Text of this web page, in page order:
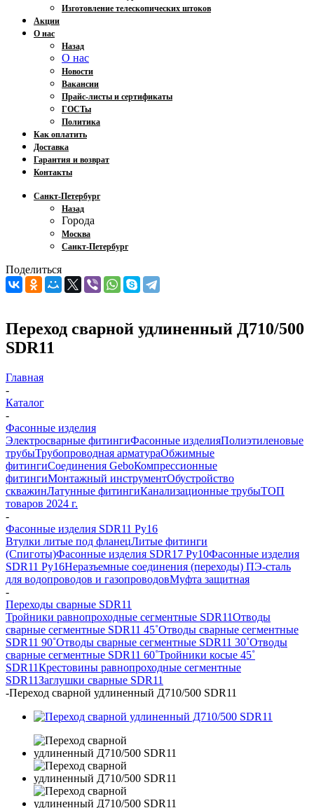
Изготовление телескопических штоков
Акции
О нас
Назад
О нас
Новости
Вакансии
Прайс-листы и сертификаты
ГОСТы
Политика
Как оплатить
Доставка
Гарантия и возврат
Контакты
Санкт-Петербург
Назад
Города
Москва
Санкт-Петербург
Поделиться
Переход сварной удлиненный Д710/500
SDR11
Главная
-
Каталог
-
Фасонные изделия
Электросварные фитингиФасонные изделияПолиэтиленовые
трубыТрубопроводная арматураОбжимные
фитингиСоединения GeboКомпрессионные
фитингиМонтажный инструментОбустройство
скважинЛатунные фитингиКанализационные трубыТОП
товаров 2024 г.
-
Фасонные изделия SDR11 Ру16
Втулки литые под фланецЛитые фитинги
(Спиготы)Фасонные изделия SDR17 Ру10Фасонные изделия
SDR11 Ру16Неразъемные соединения (переходы) ПЭ-сталь
для водопроводов и газопроводовМуфта защитная
-
Переходы сварные SDR11
Тройники равнопроходные сегментные SDR11Отводы
сварные сегментные SDR11 45˚Отводы сварные сегментные
SDR11 90˚Отводы сварные сегментные SDR11 30˚Отводы
сварные сегментные SDR11 60˚Тройники косые 45˚
SDR11Крестовины равнопроходные сегментные
SDR11Заглушки сварные SDR11
-Переход сварной удлиненный Д710/500 SDR11